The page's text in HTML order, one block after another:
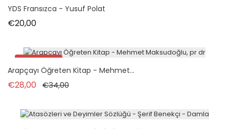
YDS Fransızca - Yusuf Polat
€20,00Fiyat
İndirimde!
Arapçayı Öğreten Kitap - Mehmet...
€28,00 Normal fiyat
€34,00Fiyat